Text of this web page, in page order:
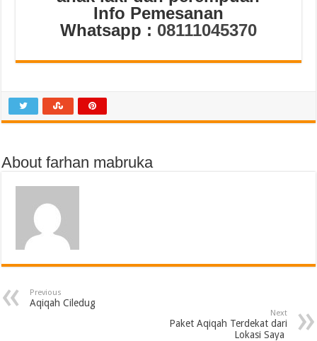
Info Pemesanan
Whatsapp : 08111045370
About farhan mabruka
Previous
Aqiqah Ciledug
Next
Paket Aqiqah Terdekat dari
Lokasi Saya